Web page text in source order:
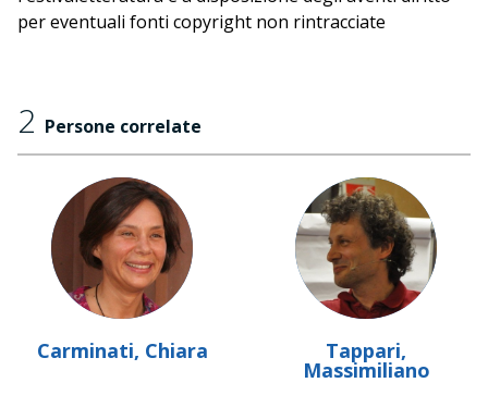
per eventuali fonti copyright non rintracciate
2 Persone correlate
Carminati, Chiara Tappari,
Massimiliano